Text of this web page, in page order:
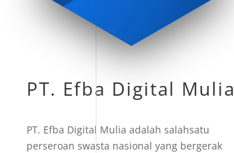
PT. Efba Digital Mulia
PT. Efba Digital Mulia adalah salahsatu
perseroan swasta nasional yang bergerak